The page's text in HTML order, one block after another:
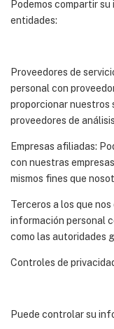
Podemos compartir
entidades:
Proveedores de
personal con
proporcionar nuestros
proveedores de
Empresas afiliadas:
con nuestras
mismos fines que
Terceros a los que
información personal
como las autoridades
Controles de
Puede controlar su